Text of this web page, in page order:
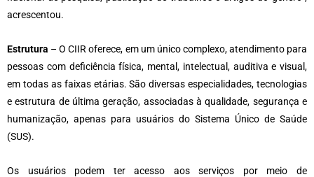
acrescentou.
Estrutura – O CIIR oferece, em um único complexo, atendimento para
pessoas com deficiência física, mental, intelectual, auditiva e visual,
em todas as faixas etárias. São diversas especialidades, tecnologias
e estrutura de última geração, associadas à qualidade, segurança e
humanização, apenas para usuários do Sistema Único de Saúde
(SUS).
Os usuários podem ter acesso aos serviços por meio de